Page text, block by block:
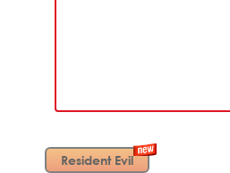
Resident Evil